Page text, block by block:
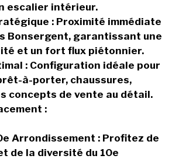
escalier intérieur.
: Proximité immédiate
Bonsergent, garantissant une
et un fort flux piétonnier.
: Configuration idéale pour
à-porter, chaussures,
concepts de vente au détail.
:
Arrondissement : Profitez de
de la diversité du 10e